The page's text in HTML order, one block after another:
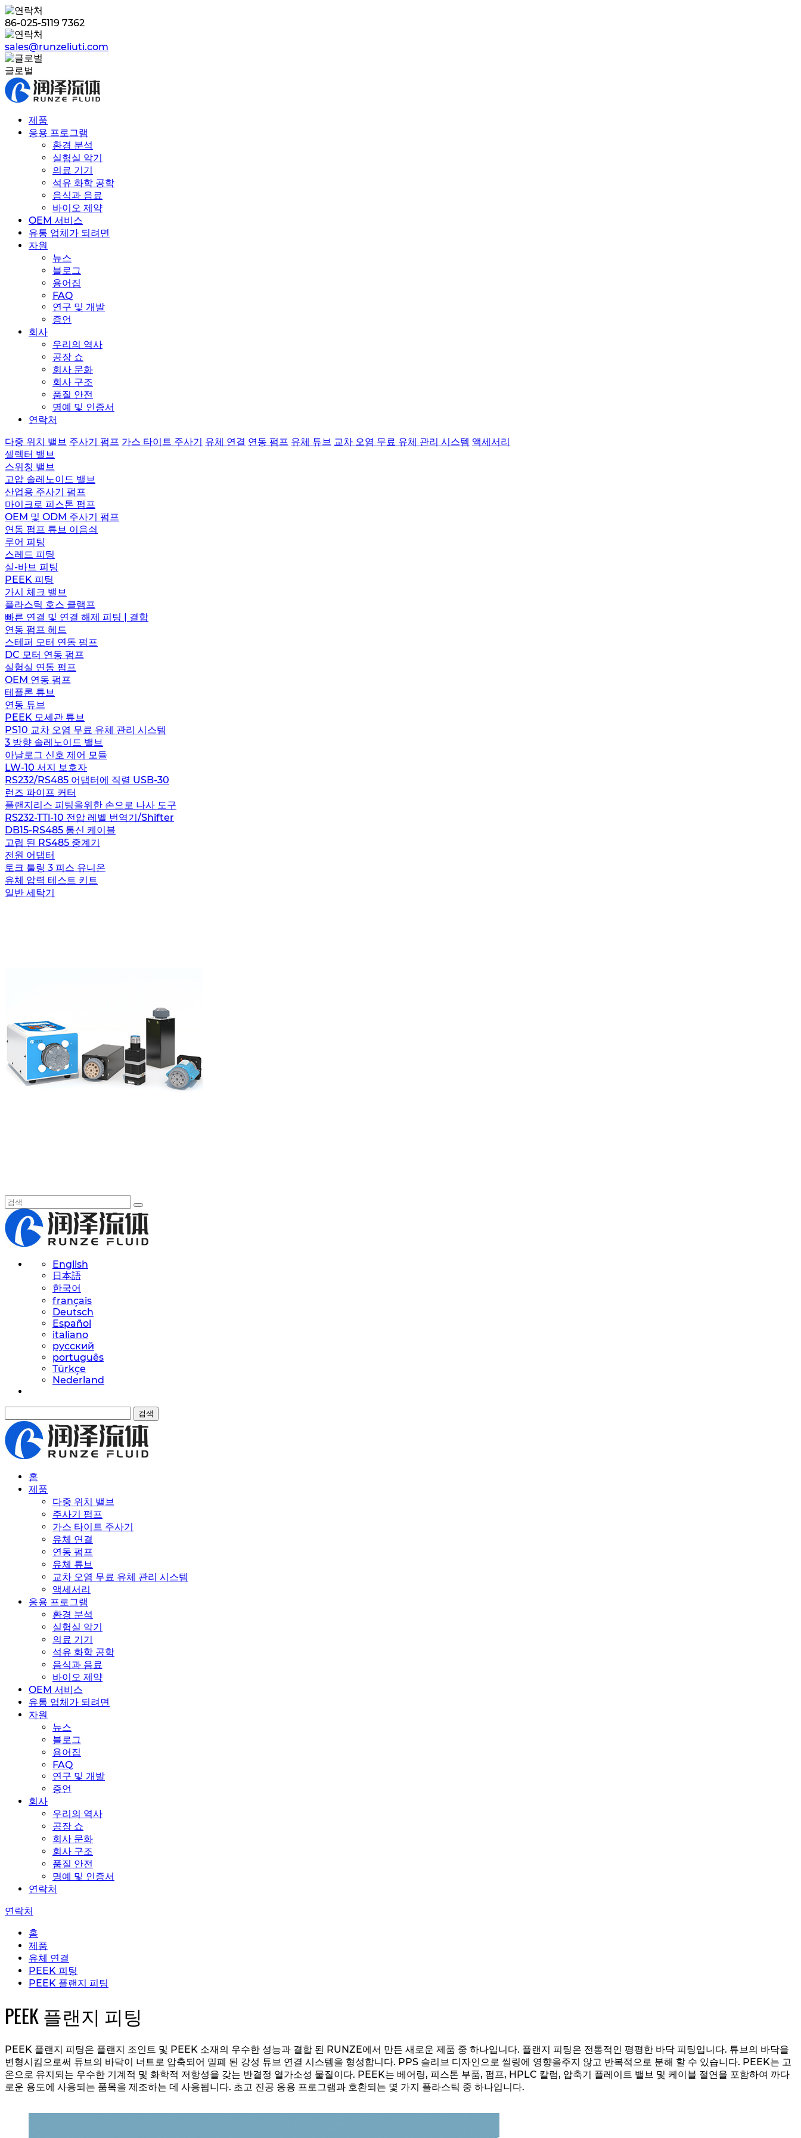
86-025-5119 7362
sales@runzeliuti.com
글로벌
제품
응용 프로그램
환경 분석
실험실 악기
의료 기기
석유 화학 공학
음식과 음료
바이오 제약
OEM 서비스
유통 업체가 되려면
자원
뉴스
블로그
용어집
FAQ
연구 및 개발
증언
회사
우리의 역사
공장 쇼
회사 문화
회사 구조
품질 안전
명예 및 인증서
연락처
다중 위치 밸브 주사기 펌프 가스 타이트 주사기 유체 연결 연동 펌프 유체 튜브 교차 오염 무료 유체 관리 시스템 액세서리
셀렉터 밸브
스위칭 밸브
고압 솔레노이드 밸브
산업용 주사기 펌프
마이크로 피스톤 펌프
OEM 및 ODM 주사기 펌프
연동 펌프 튜브 이음쇠
루어 피팅
스레드 피팅
실-바브 피팅
PEEK 피팅
가시 체크 밸브
플라스틱 호스 클램프
빠른 연결 및 연결 해제 피팅 | 결합
연동 펌프 헤드
스테퍼 모터 연동 펌프
DC 모터 연동 펌프
실험실 연동 펌프
OEM 연동 펌프
테플론 튜브
연동 튜브
PEEK 모세관 튜브
PS10 교차 오염 무료 유체 관리 시스템
3 방향 솔레노이드 밸브
아날로그 신호 제어 모듈
LW-10 서지 보호자
RS232/RS485 어댑터에 직렬 USB-30
런즈 파이프 커터
플랜지리스 피팅을위한 손으로 나사 도구
RS232-TTl-10 전압 레벨 번역기/Shifter
DB15-RS485 통신 케이블
고립 된 RS485 중계기
전원 어댑터
토크 툴링 3 피스 유니온
유체 압력 테스트 키트
일반 세탁기
English
日本語
한국어
français
Deutsch
Español
italiano
русский
português
Türkçe
Nederland
검색
홈
제품
다중 위치 밸브
주사기 펌프
가스 타이트 주사기
유체 연결
연동 펌프
유체 튜브
교차 오염 무료 유체 관리 시스템
액세서리
응용 프로그램
환경 분석
실험실 악기
의료 기기
석유 화학 공학
음식과 음료
바이오 제약
OEM 서비스
유통 업체가 되려면
자원
뉴스
블로그
용어집
FAQ
연구 및 개발
증언
회사
우리의 역사
공장 쇼
회사 문화
회사 구조
품질 안전
명예 및 인증서
연락처
연락처
홈
제품
유체 연결
PEEK 피팅
PEEK 플랜지 피팅
PEEK 플랜지 피팅
PEEK 플랜지 피팅은 플랜지 조인트 및 PEEK 소재의 우수한 성능과 결합 된 RUNZE에서 만든 새로운 제품 중 하나입니다. 플랜지 피팅은 전통적인 평평한 바닥 피팅입니다. 튜브의 바닥을
변형시킴으로써 튜브의 바닥이 너트로 압축되어 밀폐 된 강성 튜브 연결 시스템을 형성합니다. PPS 슬리브 디자인으로 씰링에 영향을주지 않고 반복적으로 분해 할 수 있습니다. PEEK는 고
온으로 유지되는 우수한 기계적 및 화학적 저항성을 갖는 반결정 열가소성 물질이다. PEEK는 베어링, 피스톤 부품, 펌프, HPLC 칼럼, 압축기 플레이트 밸브 및 케이블 절연을 포함하여 까다
로운 용도에 사용되는 품목을 제조하는 데 사용됩니다. 초고 진공 응용 프로그램과 호환되는 몇 가지 플라스틱 중 하나입니다.